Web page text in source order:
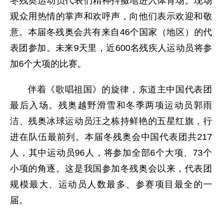
观众用热情的掌声和欢呼声，向他们表示欢迎和敬
意。本届冬残奥会共有来自46个国家（地区）的代
表团参加。未来9天里，近600名残疾人运动员将参
加6个大项的比赛。
伴着《歌唱祖国》的旋律，东道主中国代表团
最后入场。残奥越野滑雪和冬季两项运动员郭雨
洁、残奥冰球运动员汪之栋持鲜艳的五星红旗，行
进在队伍最前列。本届冬残奥会中国代表团共217
人，其中运动员96人，将参加全部6个大项、73个
小项的角逐。这是我国参加冬残奥会以来，代表团
规模最大、运动员人数最多、参赛项目最全的一
届。